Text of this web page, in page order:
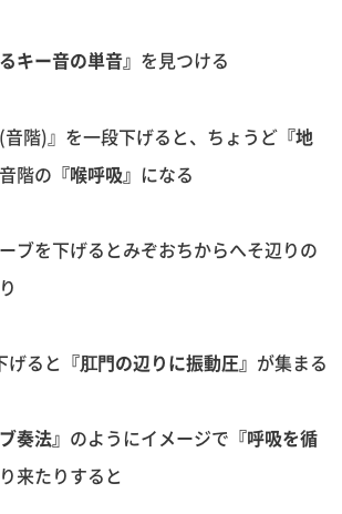
キー音の単音』 を見つける
階)』を一段下げると、ちょうど 『地
階の 『喉呼吸』 になる
ブを下げるとみぞおちからへそ辺りの
げると 『肛門の辺りに振動圧』 が集まる
奏法』 のようにイメージで 『呼吸を循
来たりすると